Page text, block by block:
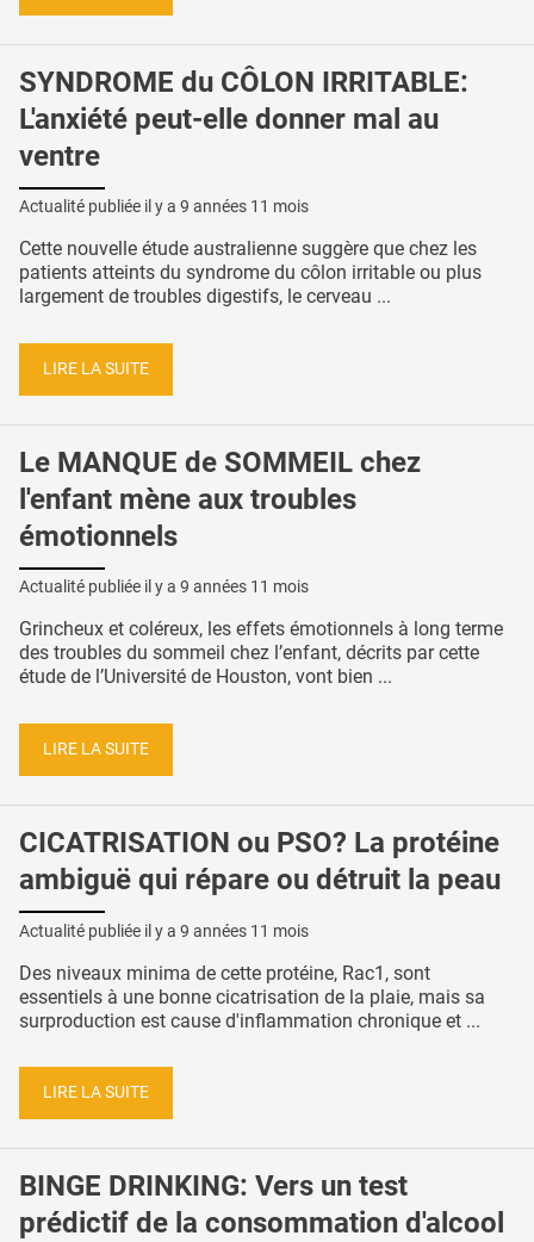
SYNDROME du CÔLON IRRITABLE:
L'anxiété peut-elle donner mal au
ventre
Actualité publiée il y a 9 années 11 mois
Cette nouvelle étude australienne suggère que chez les
patients atteints du syndrome du côlon irritable ou plus
largement de troubles digestifs, le cerveau ...
LIRE LA SUITE
Le MANQUE de SOMMEIL chez
l'enfant mène aux troubles
émotionnels
Actualité publiée il y a 9 années 11 mois
Grincheux et coléreux, les effets émotionnels à long terme
des troubles du sommeil chez l’enfant, décrits par cette
étude de l’Université de Houston, vont bien ...
LIRE LA SUITE
CICATRISATION ou PSO? La protéine
ambiguë qui répare ou détruit la peau
Actualité publiée il y a 9 années 11 mois
Des niveaux minima de cette protéine, Rac1, sont
essentiels à une bonne cicatrisation de la plaie, mais sa
surproduction est cause d'inflammation chronique et ...
LIRE LA SUITE
BINGE DRINKING: Vers un test
prédictif de la consommation d'alcool